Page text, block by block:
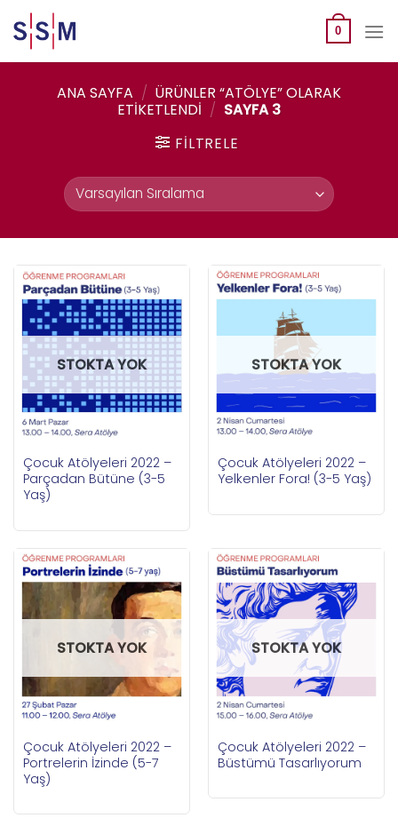
to
content
0
ANA SAYFA / ÜRÜNLER “ATÖLYE” OLARAK
ETIKETLENDI / SAYFA 3
FILTRELE
STOKTA YOK
Çocuk Atölyeleri 2022 –
Parçadan Bütüne (3-5
Yaş)
STOKTA YOK
Çocuk Atölyeleri 2022 –
Yelkenler Fora! (3-5 Yaş)
STOKTA YOK
Çocuk Atölyeleri 2022 –
Portrelerin İzinde (5-7
Yaş)
STOKTA YOK
Çocuk Atölyeleri 2022 –
Büstümü Tasarlıyorum